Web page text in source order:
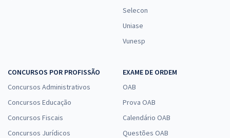
Selecon
Uniase
Vunesp
CONCURSOS POR PROFISSÃO
Concursos Administrativos
Concursos Educação
Concursos Fiscais
Concursos Jurídicos
EXAME DE ORDEM
OAB
Prova OAB
Calendário OAB
Questões OAB